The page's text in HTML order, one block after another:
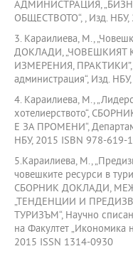
АДМИНИСТРАЦИЯ,
ОБЩЕСТВОТО“, , Изд.
3. Караилиева, М.,
ДОКЛАДИ, „ЧОВЕШКИЯТ
ИЗМЕРЕНИЯ, ПРАКТИКИ”,
администрация“, Изд.
4. Караилиева, М.,
хотелиерството“,
Е ЗА ПРОМЕНИ“,
НБУ, 2015 ISBN 978-619-
5.Караилиева, М.,
човешките ресурси в
СБОРНИК ДОКЛАДИ,
„ТЕНДЕНЦИИ И
ТУРИЗЪМ“, Научно
на Факултет „Икономика
2015 ISSN 1314-0930